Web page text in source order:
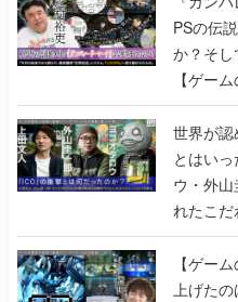
PSの伝
か？そ
【ゲー
世界が認
とはい
ウ・外
れたこ
画書】
【ゲー
上げた